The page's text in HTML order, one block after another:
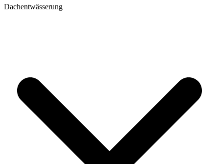
Dachentwässerung